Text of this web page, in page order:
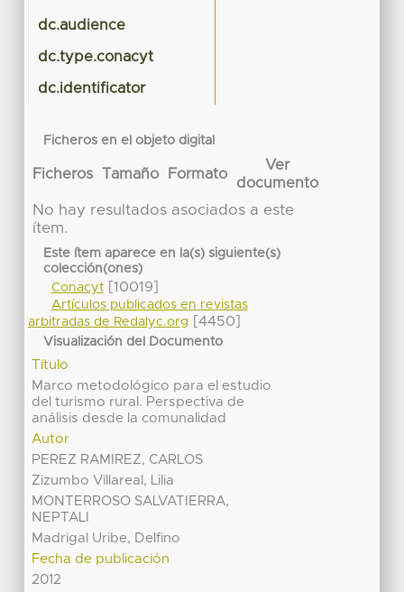
dc.audience
dc.type.conacyt
dc.identificator
Ficheros en el objeto digital
Ficheros Tamaño Formato
Ver
documento
No hay resultados asociados a este
ítem.
Este ítem aparece en la(s) siguiente(s)
colección(ones)
Conacyt[10019]
Artículos publicados en revistas
arbitradas de Redalyc.org
[4450]
Visualización del Documento
Título
Marco metodológico para el estudio
del turismo rural. Perspectiva de
análisis desde la comunalidad
Autor
PEREZ RAMIREZ, CARLOS
Zizumbo Villareal, Lilia
MONTERROSO SALVATIERRA,
NEPTALI
Madrigal Uribe, Delfino
Fecha de publicación
2012